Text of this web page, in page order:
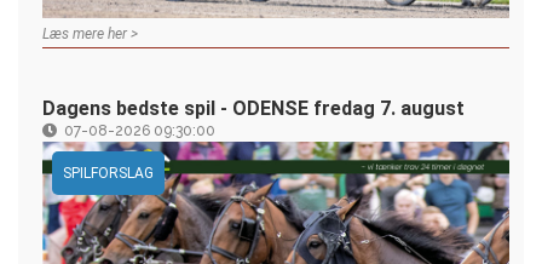
Læs mere her >
Dagens bedste spil - ODENSE fredag 7. august
07-08-2026 09:30:00
SPILFORSLAG